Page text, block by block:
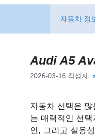
너
자동차 정
Audi A5
2026-03-16 작성자:
자동차 선택은
는 매력적인 선
인, 그리고 실용